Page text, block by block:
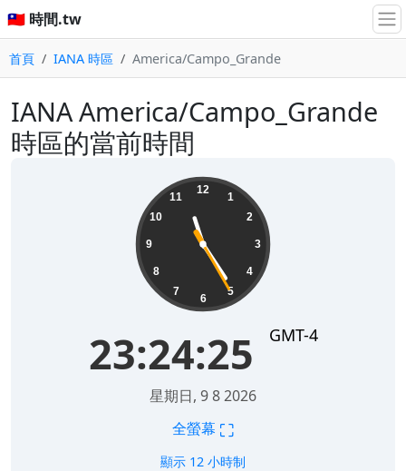
🇹🇼 時間.tw
首頁 IANA 時區 America/Campo_Grande
IANA America/Campo_Grande
時區的當前時間
12
1
2
3
4
5
6
7
8
9
10
11
23:24:25 GMT-4
星期日, 9 8 2026
全螢幕 ⛶
顯示 12 小時制